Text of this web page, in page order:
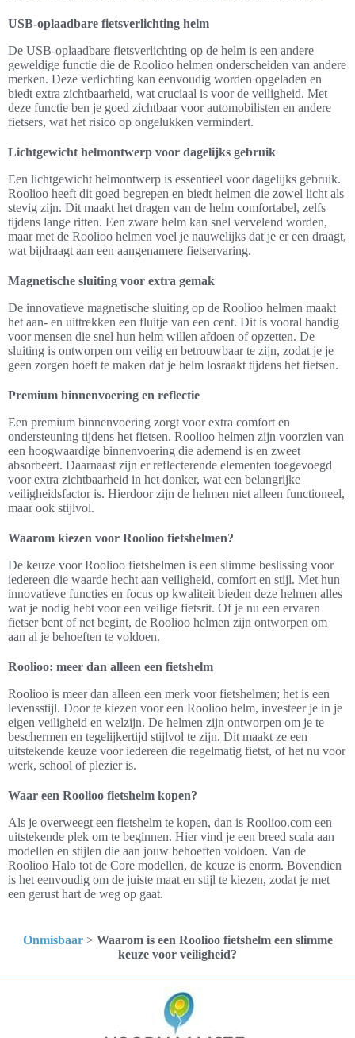
USB-oplaadbare fietsverlichting helm
De USB-oplaadbare fietsverlichting op de helm is een andere
geweldige functie die de Roolioo helmen onderscheiden van andere
merken. Deze verlichting kan eenvoudig worden opgeladen en
biedt extra zichtbaarheid, wat cruciaal is voor de veiligheid. Met
deze functie ben je goed zichtbaar voor automobilisten en andere
fietsers, wat het risico op ongelukken vermindert.
Lichtgewicht helmontwerp voor dagelijks gebruik
Een lichtgewicht helmontwerp is essentieel voor dagelijks gebruik.
Roolioo heeft dit goed begrepen en biedt helmen die zowel licht als
stevig zijn. Dit maakt het dragen van de helm comfortabel, zelfs
tijdens lange ritten. Een zware helm kan snel vervelend worden,
maar met de Roolioo helmen voel je nauwelijks dat je er een draagt,
wat bijdraagt aan een aangenamere fietservaring.
Magnetische sluiting voor extra gemak
De innovatieve magnetische sluiting op de Roolioo helmen maakt
het aan- en uittrekken een fluitje van een cent. Dit is vooral handig
voor mensen die snel hun helm willen afdoen of opzetten. De
sluiting is ontworpen om veilig en betrouwbaar te zijn, zodat je je
geen zorgen hoeft te maken dat je helm losraakt tijdens het fietsen.
Premium binnenvoering en reflectie
Een premium binnenvoering zorgt voor extra comfort en
ondersteuning tijdens het fietsen. Roolioo helmen zijn voorzien van
een hoogwaardige binnenvoering die ademend is en zweet
absorbeert. Daarnaast zijn er reflecterende elementen toegevoegd
voor extra zichtbaarheid in het donker, wat een belangrijke
veiligheidsfactor is. Hierdoor zijn de helmen niet alleen functioneel,
maar ook stijlvol.
Waarom kiezen voor Roolioo fietshelmen?
De keuze voor Roolioo fietshelmen is een slimme beslissing voor
iedereen die waarde hecht aan veiligheid, comfort en stijl. Met hun
innovatieve functies en focus op kwaliteit bieden deze helmen alles
wat je nodig hebt voor een veilige fietsrit. Of je nu een ervaren
fietser bent of net begint, de Roolioo helmen zijn ontworpen om
aan al je behoeften te voldoen.
Roolioo: meer dan alleen een fietshelm
Roolioo is meer dan alleen een merk voor fietshelmen; het is een
levensstijl. Door te kiezen voor een Roolioo helm, investeer je in je
eigen veiligheid en welzijn. De helmen zijn ontworpen om je te
beschermen en tegelijkertijd stijlvol te zijn. Dit maakt ze een
uitstekende keuze voor iedereen die regelmatig fietst, of het nu voor
werk, school of plezier is.
Waar een Roolioo fietshelm kopen?
Als je overweegt een fietshelm te kopen, dan is Roolioo.com een
uitstekende plek om te beginnen. Hier vind je een breed scala aan
modellen en stijlen die aan jouw behoeften voldoen. Van de
Roolioo Halo tot de Core modellen, de keuze is enorm. Bovendien
is het eenvoudig om de juiste maat en stijl te kiezen, zodat je met
een gerust hart de weg op gaat.
Onmisbaar> Waarom is een Roolioo fietshelm een slimme
keuze voor veiligheid?